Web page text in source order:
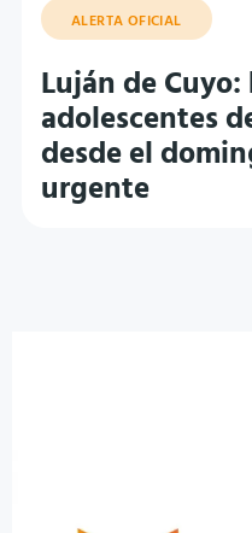
ALERTA OFICIAL
Luján de
adolescentes
desde el
urgente